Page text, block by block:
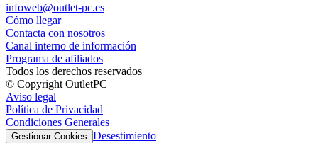
infoweb@outlet-pc.es
Cómo llegar
Contacta con nosotros
Canal interno de información
Programa de afiliados
Todos los derechos reservados
© Copyright OutletPC
Aviso legal
Política de Privacidad
Condiciones Generales
Gestionar Cookies Desestimiento